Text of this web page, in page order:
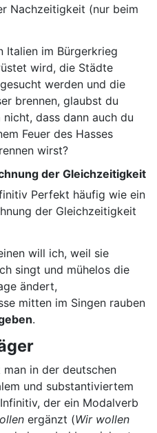
Nachzeitigkeit (nur beim
Italien im Bürgerkrieg
wird, die Städte
werden und die
brennen, glaubst du
nicht, dass dann auch du
Feuer des Hasses
wirst?
der Gleichzeitigkeit
Perfekt häufig wie ein
der Gleichzeitigkeit
will ich, weil sie
singt und mühelos die
ändert,
mitten im Singen rauben
.
in der deutschen
und substantiviertem
der ein Modalverb
ergänzt (Wir wollen